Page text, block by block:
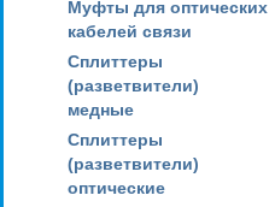
Муфты для оптических
кабелей связи
Сплиттеры
(разветвители)
медные
Сплиттеры
(разветвители)
оптические